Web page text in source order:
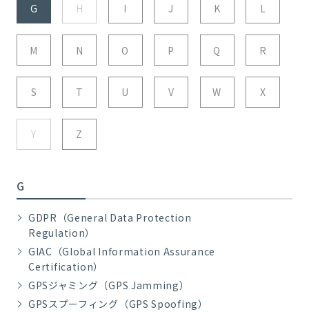
G H I J K L
M N O P Q R
S T U V W X
Y Z
G
GDPR（General Data Protection
Regulation）
GIAC（Global Information Assurance
Certification）
GPSジャミング（GPS Jamming）
GPSスプーフィング（GPS Spoofing）